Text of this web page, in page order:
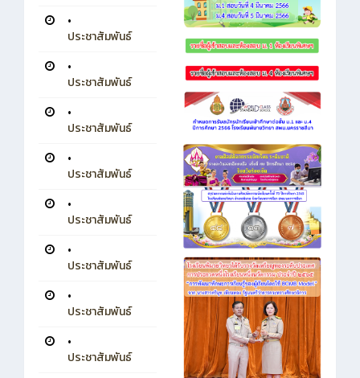
•
ประชาสัมพันธ์
•
ประชาสัมพันธ์
•
ประชาสัมพันธ์
•
ประชาสัมพันธ์
•
ประชาสัมพันธ์
•
ประชาสัมพันธ์
•
ประชาสัมพันธ์
•
ประชาสัมพันธ์